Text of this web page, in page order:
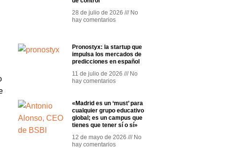
28 de julio de 2026
No
hay comentarios
Pronostyx: la startup que
impulsa los mercados de
predicciones en español
11 de julio de 2026
No
hay comentarios
«Madrid es un ‘must’ para
cualquier grupo educativo
global; es un campus que
tienes que tener sí o sí»
12 de mayo de 2026
No
hay comentarios